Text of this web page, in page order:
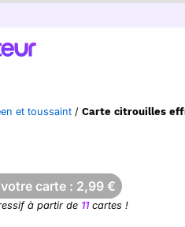
et toussaint / Carte citrouilles
carte : 2,99 €
à partir de 11cartes !